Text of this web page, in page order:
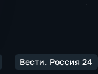
Вести. Россия 24